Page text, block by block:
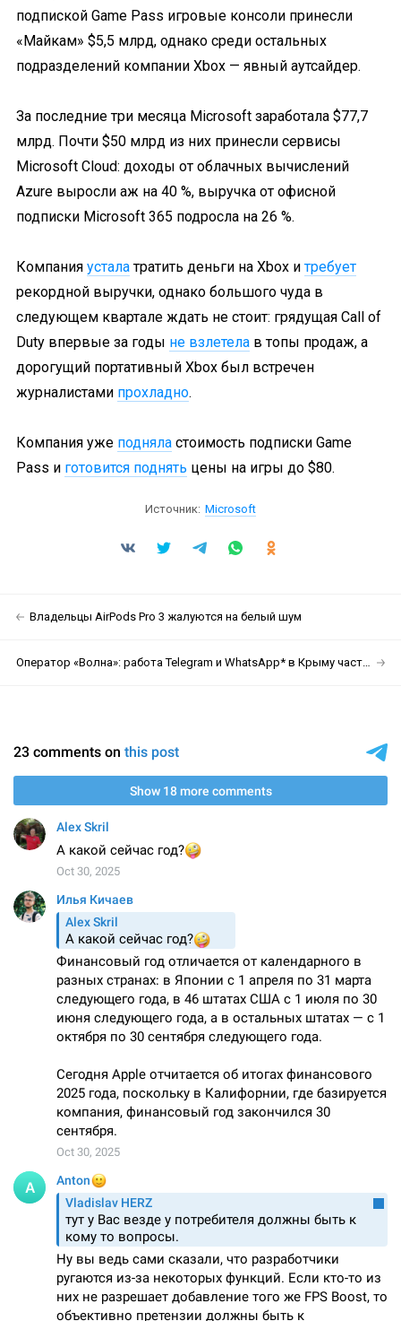
подпиской Game Pass игровые консоли принесли
«Майкам» $5,5 млрд, однако среди остальных
подразделений компании Xbox — явный аутсайдер.
За последние три месяца Microsoft заработала $77,7
млрд. Почти $50 млрд из них принесли сервисы
Microsoft Cloud: доходы от облачных вычислений
Azure выросли аж на 40 %, выручка от офисной
подписки Microsoft 365 подросла на 26 %.
Компания усталатратить деньги на Xbox итребует
рекордной выручки, однако большого чуда в
следующем квартале ждать не стоит: грядущая Call of
Duty впервые за годы не взлетела в топы продаж, а
дорогущий портативный Xbox был встречен
журналистами прохладно.
Компания уже подняла стоимость подписки Game
Pass и готовится поднять цены на игры до $80.
Источник: Microsoft
Владельцы AirPods Pro 3 жалуются на белый шум
Оператор «Волна»: работа Telegram и WhatsApp* в Крыму частично ограничена